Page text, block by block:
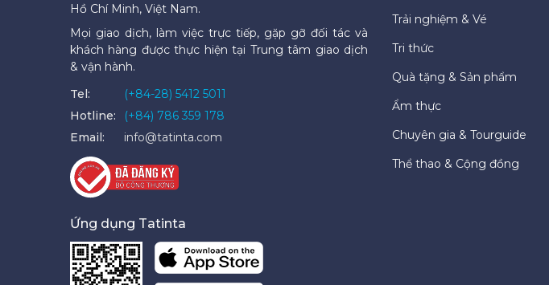
Hồ Chí Minh, Việt Nam.
Mọi giao dịch, làm việc trực tiếp, gặp gỡ đối tác và
khách hàng được thực hiện tại Trung tâm giao dịch
& vận hành.
Tel:
(+84-28) 5412 5011
Hotline:
(+84) 786 359 178
Email:
info@tatinta.com
Ứng dụng Tatinta
Trải nghiệm & Vé
Tri thức
Quà tặng & Sản phẩm
Ẩm thực
Chuyên gia & Tourguide
Thể thao & Cộng đồng